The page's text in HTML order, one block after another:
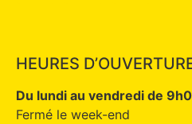
HEURES
Du lundi au vendredi de
Fermé le week-end